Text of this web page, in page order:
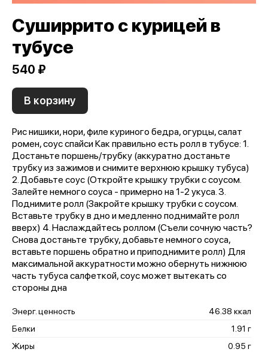
Суширрито с курицей в
тубусе
540 ₽
В корзину
Рис нишики, нори, филе куриного бедра, огурцы, салат
ромен, соус спайси Как правильно есть ролл в тубусе: 1.
Достаньте поршень/трубку (аккуратно достаньте
трубку из зажимов и снимите верхнюю крышку тубуса)
2. Добавьте соус (Откройте крышку трубки с соусом.
Залейте немного соуса - примерно на 1-2 укуса. 3.
Поднимите ролл (Закройте крышку трубки с соусом.
Вставьте трубку в дно и медленно поднимайте ролл
вверх) 4. Наслаждайтесь роллом (Съели сочную часть?
Снова достаньте трубку, добавьте немного соуса,
вставьте поршень обратно и приподнимите ролл) Для
максимальной аккуратности можно обернуть нижнюю
часть тубуса салфеткой, соус может вытекать со
стороны дна
Энерг. ценность
46.38 ккал
Белки
1.91 г
Жиры
0.95 г